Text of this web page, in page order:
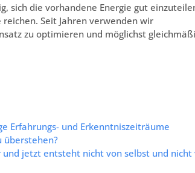
sich die vorhandene Energie gut
Seit Jahren verwenden wir
zu optimieren und möglichst
Erfahrungs- und Erkenntniszeiträume
überstehen?
jetzt entsteht nicht von selbst und nicht